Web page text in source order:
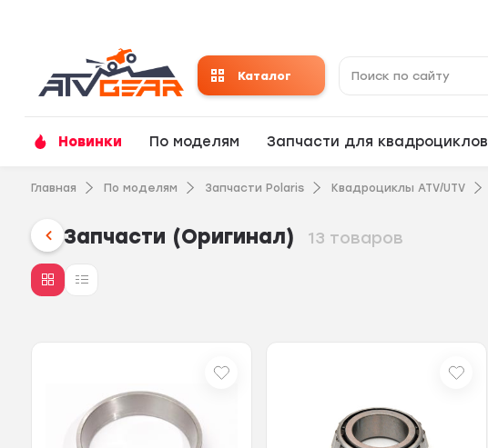
Каталог
Новинки По моделям Запчасти для квадроциклов
Главная По моделям Запчасти Polaris Квадроциклы ATV/UTV
Запчасти (Оригинал) 13 товаров